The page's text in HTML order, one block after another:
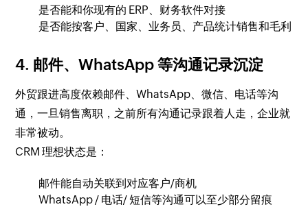
是否能和你现有的 ERP、财务软件对接
是否能按客户、国家、业务员、产品统计销售和毛利
4. 邮件、WhatsApp 等沟通记录沉淀
外贸跟进高度依赖邮件、WhatsApp、微信、电话等沟
通，一旦销售离职，之前所有沟通记录跟着人走，企业就
非常被动。
CRM 理想状态是：
邮件能自动关联到对应客户/商机
WhatsApp / 电话/ 短信等沟通可以至少部分留痕